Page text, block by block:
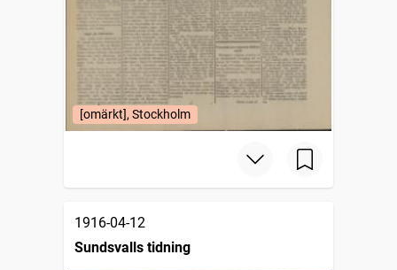
[omärkt], Stockholm
1916-04-12
Sundsvalls tidning